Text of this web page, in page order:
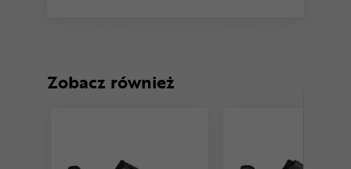
Zobacz również